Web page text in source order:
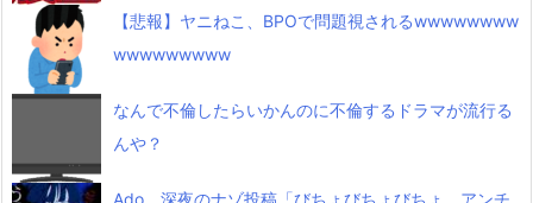
【悲報】ヤニねこ、BPOで問題視されるwwwwwwww
wwwwwwwww
なんで不倫したらいかんのに不倫するドラマが流行る
んや？
Ado、深夜のナゾ投稿「びちょびちょびちょ アンチ